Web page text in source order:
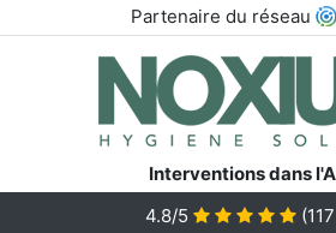
Partenaire du réseau
Interventions dans
4.8/5
(117